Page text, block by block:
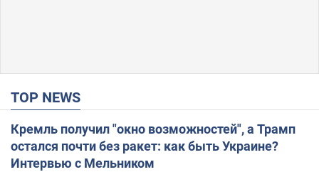
TOP NEWS
Кремль получил "окно возможностей", а Трамп
остался почти без ракет: как быть Украине?
Интервью с Мельником